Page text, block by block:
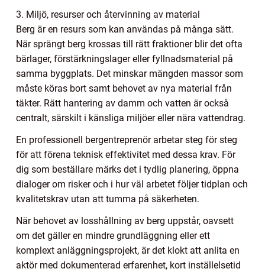
3. Miljö, resurser och återvinning av material
Berg är en resurs som kan användas på många sätt.
När sprängt berg krossas till rätt fraktioner blir det ofta
bärlager, förstärkningslager eller fyllnadsmaterial på
samma byggplats. Det minskar mängden massor som
måste köras bort samt behovet av nya material från
täkter. Rätt hantering av damm och vatten är också
centralt, särskilt i känsliga miljöer eller nära vattendrag.
En professionell bergentreprenör arbetar steg för steg
för att förena teknisk effektivitet med dessa krav. För
dig som beställare märks det i tydlig planering, öppna
dialoger om risker och i hur väl arbetet följer tidplan och
kvalitetskrav utan att tumma på säkerheten.
När behovet av losshållning av berg uppstår, oavsett
om det gäller en mindre grundläggning eller ett
komplext anläggningsprojekt, är det klokt att anlita en
aktör med dokumenterad erfarenhet, kort inställelsetid